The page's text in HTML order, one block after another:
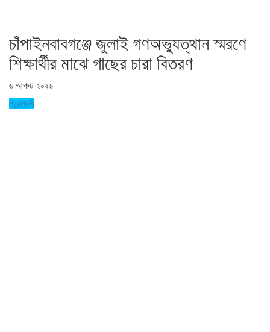
চাঁপাইনবাবগঞ্জে জুলাই গণঅভ্যুত্থান স্মরণে
শিক্ষার্থীর মাঝে গাছের চারা বিতরণ
৬ আগস্ট ২০২৬
পটুয়াখালী